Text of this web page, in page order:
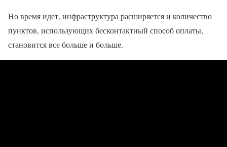
Но время идет, инфраструктура расширяется и количество
пунктов, использующих бесконтактный способ оплаты,
становится все больше и больше.